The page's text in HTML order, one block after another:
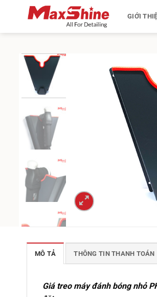
nội
GIỚI
MÔ TẢ THÔNG TIN THANH TOÁN
Giá treo máy đánh bóng nhỏ